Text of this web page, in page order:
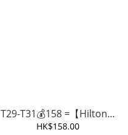
T29-T31💰158 =【Hilton...
HK$158.00